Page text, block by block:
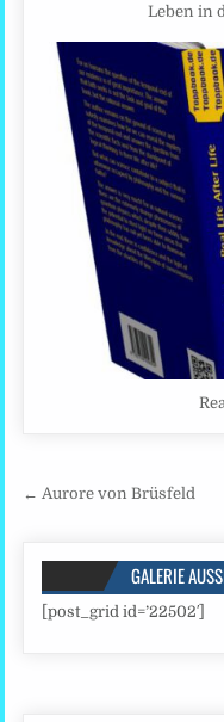
Leben in
← Aurore von Brüsfeld
GALERIE
[post_grid id=’22502′]